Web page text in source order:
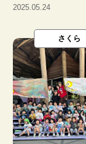
募集要項
よくある質問
2025.05.24
さくら